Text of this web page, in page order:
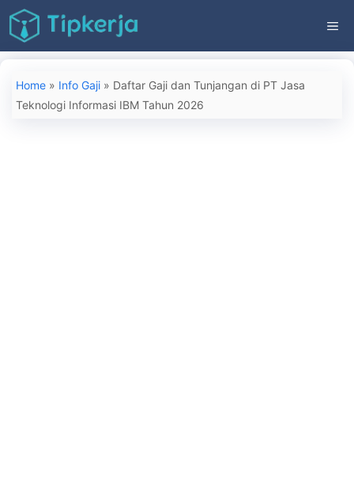
Langsung
ke
isi
Home » Info Gaji » Daftar Gaji dan Tunjangan di PT Jasa
Teknologi Informasi IBM Tahun 2026